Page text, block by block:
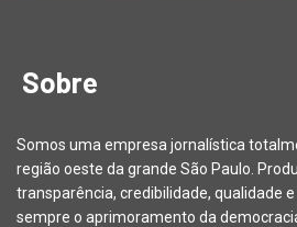
Sobre
Somos uma empresa jornalística
região oeste da grande São Paulo.
transparência, credibilidade, qualidade
sempre o aprimoramento da